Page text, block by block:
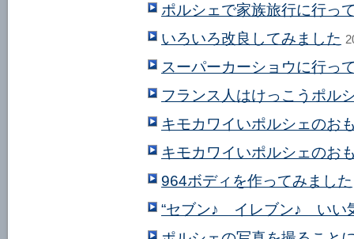
ポルシェで家族旅行に行っ
いろいろ改良してみました
スーパーカーショウに行っ
フランス人はけっこうポル
キモカワイいポルシェのお
キモカワイいポルシェのお
964ボディを作ってみました
“セブン♪ イレブン♪ いい